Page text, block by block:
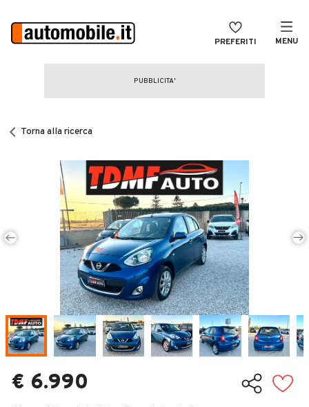
PREFERITI MENU
CERCA
Auto Nuove
Noleggio a lungo termine
Auto d'epoca
Camper
Veicoli Commerciali
Concessionari
Torna alla ricerca
€ 6.990